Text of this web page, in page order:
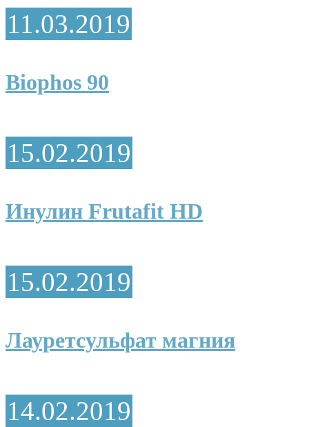
11.03.2019
Biophos 90
15.02.2019
Инулин Frutafit HD
15.02.2019
Лауретсульфат магния
14.02.2019